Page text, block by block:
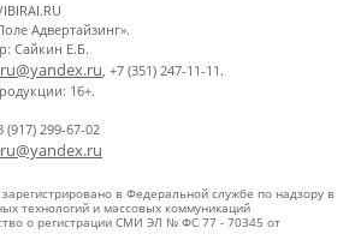
Адвертайзинг».
Сайкин Е.Б.
, +7 (351) 247-11-11.
16+.
299-67-02
зарегистрировано в Федеральной службе по надзору в
технологий и массовых коммуникаций
о регистрации СМИ ЭЛ № ФС 77 - 70345 от